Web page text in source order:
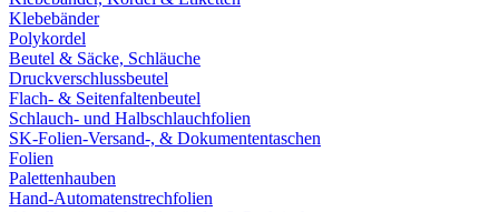
Klebebänder
Polykordel
Beutel & Säcke, Schläuche
Druckverschlussbeutel
Flach- & Seitenfaltenbeutel
Schlauch- und Halbschlauchfolien
SK-Folien-Versand-, & Dokumententaschen
Folien
Palettenhauben
Hand-Automatenstrechfolien